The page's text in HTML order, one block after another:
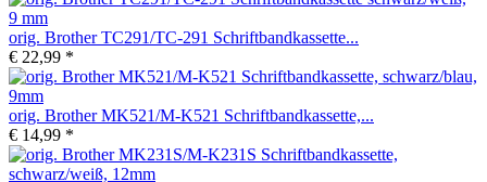
orig. Brother TC291/TC-291 Schriftbandkassette...
€ 22,99 *
orig. Brother MK521/M-K521 Schriftbandkassette,...
€ 14,99 *